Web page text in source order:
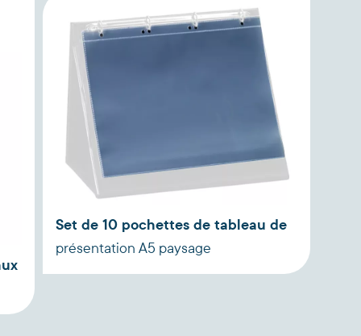
Set de 10 pochettes de tableau de
présentation A5 paysage